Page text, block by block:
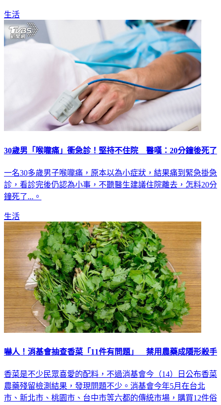
生活
30歲男「喉嚨痛」衝急診！堅持不住院 醫嘆：20分鐘後死了
一名30多歲男子喉嚨痛，原本以為小症狀，結果痛到緊急掛急
診，看診完後仍認為小事，不聽醫生建議住院離去，怎料20分
鐘死了...。
生活
嚇人！消基會抽查香菜「11件有問題」 禁用農藥成隱形殺手
香菜是不少民眾喜愛的配料，不過消基會今（14）日公布香菜
農藥殘留檢測結果，發現問題不少。消基會今年5月在台北
市、新北市、桃園市、台中市等六都的傳統市場，購買12件俗